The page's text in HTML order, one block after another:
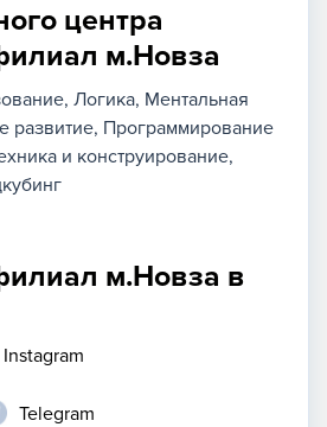
центра
м.Новза
Логика Ментальная
развитие Программирование
и конструирование
м.Новза в
Instagram
Telegram